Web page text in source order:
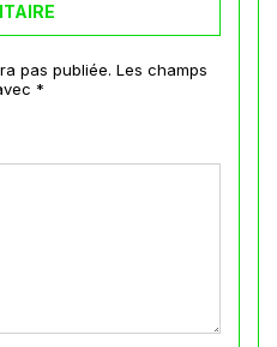
pas publiée. Les champs
*